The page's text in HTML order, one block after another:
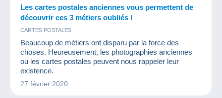
Les cartes postales anciennes vous permettent de
découvrir ces 3 métiers oubliés !
CARTES POSTALES
Beaucoup de métiers ont disparu par la force des
choses. Heureusement, les photographies anciennes
ou les cartes postales peuvent nous rappeler leur
existence.
27 février 2020